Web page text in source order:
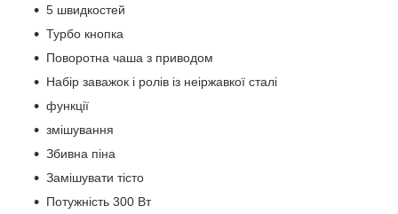
5 швидкостей
Турбо кнопка
Поворотна чаша з приводом
Набір заважок і ролів із неіржавкої сталі
функції
змішування
Збивна піна
Замішувати тісто
Потужність 300 Вт